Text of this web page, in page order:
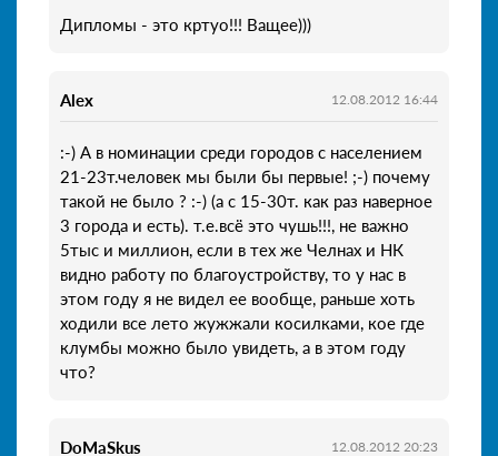
Дипломы - это кртуо!!! Ващее)))
Alex 12.08.2012 16:44
:-) А в номинации среди городов с населением
21-23т.человек мы были бы первые! ;-) почему
такой не было ? :-) (а с 15-30т. как раз наверное
3 города и есть). т.е.всё это чушь!!!, не важно
5тыс и миллион, если в тех же Челнах и НК
видно работу по благоустройству, то у нас в
этом году я не видел ее вообще, раньше хоть
ходили все лето жужжали косилками, кое где
клумбы можно было увидеть, а в этом году
что?
DoMaSkus 12.08.2012 20:23